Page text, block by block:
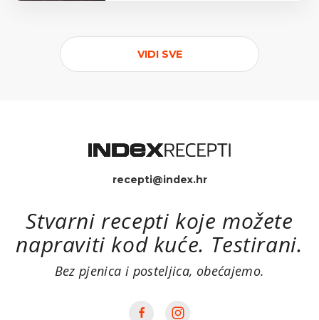
VIDI SVE
recepti@index.hr
Stvarni recepti koje možete
napraviti kod kuće. Testirani.
Bez pjenica i posteljica, obećajemo.